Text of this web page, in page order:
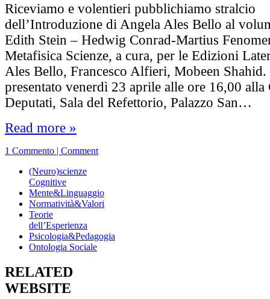
Riceviamo e volentieri pubblichiamo stralcio
dell’Introduzione di Angela Ales Bello al
Edith Stein – Hedwig Conrad-Martius
Metafisica Scienze, a cura, per le Edizioni
Ales Bello, Francesco Alfieri, Mobeen
presentato venerdì 23 aprile alle ore 16,00 alla
Deputati, Sala del Refettorio, Palazzo San…
Read more »
1 Commento | Comment
(Neuro)scienze
Cognitive
Mente&Linguaggio
Normatività&Valori
Teorie
dell’Esperienza
Psicologia&Pedagogia
Ontologia Sociale
RELATED
WEBSITE